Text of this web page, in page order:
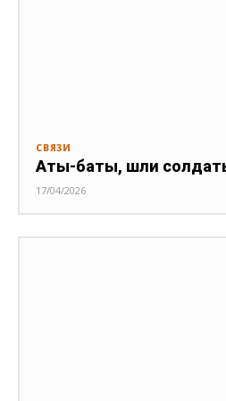
СВЯЗИ
Аты-баты, шли
17/04/2026